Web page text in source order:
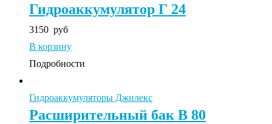
Гидроаккумулятор Г 24
3150 руб
В корзину
Подробности
Гидроаккумуляторы Джилекс
Расширительный бак В 80